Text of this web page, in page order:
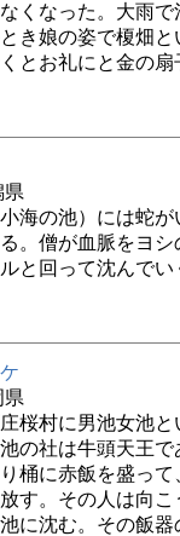
くなった。大雨
き娘の姿で榎畑
とお礼にと金の扇
県
海の池）には蛇
。僧が血脈をヨ
と回って沈んでい
県
桜村に男池女池
の社は牛頭天王
桶に赤飯を盛っ
す。その人は向
に沈む。その飯